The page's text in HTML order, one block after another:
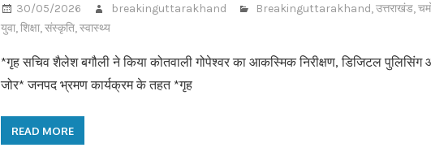
30/05/2026 breakinguttarakhand Breakinguttarakhand,उत्तराखंड,
युवा,शिक्षा,संस्कृति,स्वास्थ्य
*गृह सचिव शैलेश बगौली ने किया कोतवाली गोपेश्वर का आकस्मिक निरीक्षण, डिजिटल पुलिसिंग
जोर* जनपद भ्रमण कार्यक्रम के तहत *गृह
READ MORE